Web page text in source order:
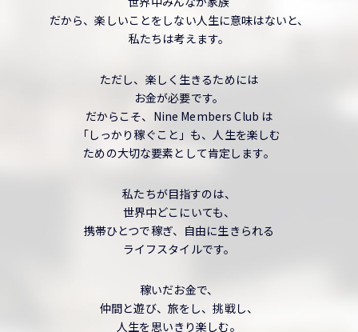
だから、楽しいことをしない人生に意味はないと、
私たちは考えます。
ただし、楽しく生きるためには
お金が必要です。
だからこそ、Nine Members Club は
「しっかり稼ぐこと」も、人生を楽しむ
ための大切な要素として肯定します。
私たちが目指すのは、
世界中どこにいても、
携帯ひとつで稼ぎ、自由に生きられる
ライフスタイルです。
稼いだお金で、
仲間と遊び、旅をし、挑戦し、
人生を思いきり楽しむ。